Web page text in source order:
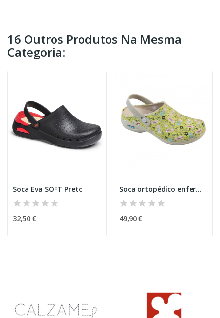
16 Outros Produtos Na Mesma
Categoria:
Soca Eva SOFT Preto
32,50 €
Soca ortopédico enfermeira
49,90 €